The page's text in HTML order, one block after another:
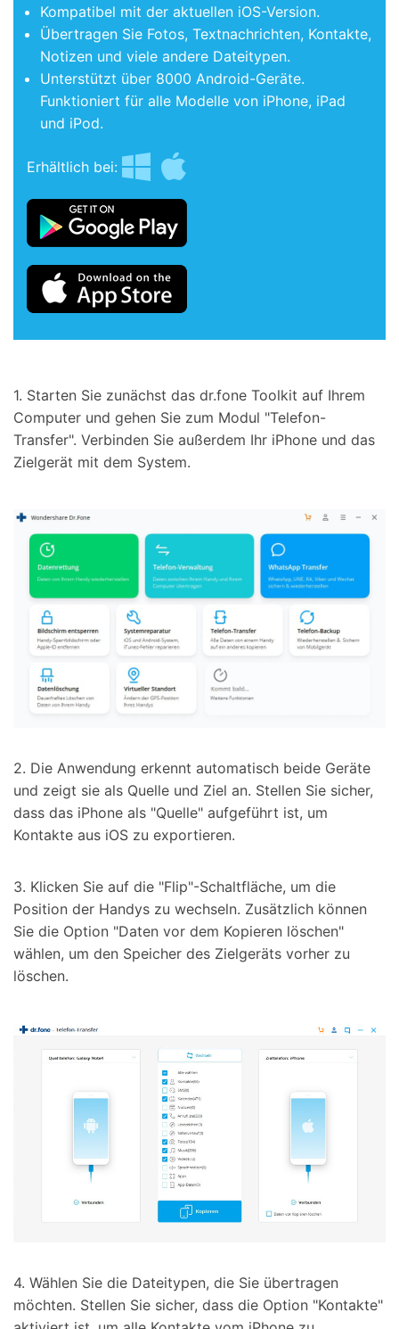
Kompatibel mit der aktuellen iOS-Version.
Übertragen Sie Fotos, Textnachrichten, Kontakte,
Notizen und viele andere Dateitypen.
Unterstützt über 8000 Android-Geräte.
Funktioniert für alle Modelle von iPhone, iPad
und iPod.
Erhältlich bei:
1. Starten Sie zunächst das dr.fone Toolkit auf Ihrem
Computer und gehen Sie zum Modul "Telefon-
Transfer". Verbinden Sie außerdem Ihr iPhone und das
Zielgerät mit dem System.
2. Die Anwendung erkennt automatisch beide Geräte
und zeigt sie als Quelle und Ziel an. Stellen Sie sicher,
dass das iPhone als "Quelle" aufgeführt ist, um
Kontakte aus iOS zu exportieren.
3. Klicken Sie auf die "Flip"-Schaltfläche, um die
Position der Handys zu wechseln. Zusätzlich können
Sie die Option "Daten vor dem Kopieren löschen"
wählen, um den Speicher des Zielgeräts vorher zu
löschen.
4. Wählen Sie die Dateitypen, die Sie übertragen
möchten. Stellen Sie sicher, dass die Option "Kontakte"